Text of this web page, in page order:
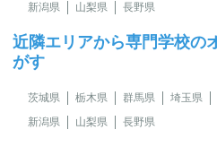
新潟県
山梨県 長野県
近隣エリアから専門学校の
がす
茨城県 栃木県 群馬県 埼玉県
新潟県
山梨県 長野県